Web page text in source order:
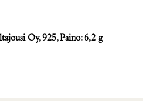
Oy, 925, Paino: 6,2 g